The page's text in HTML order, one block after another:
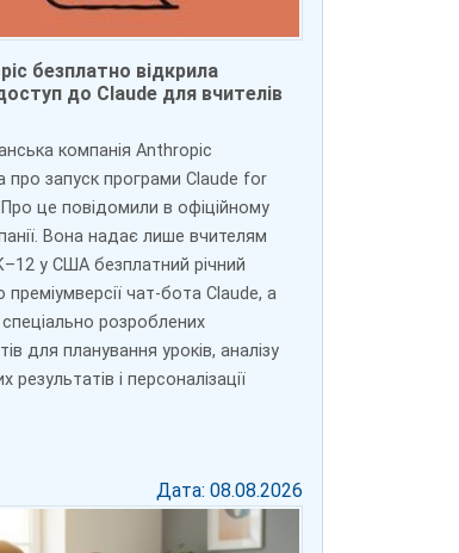
безплатно відкрила
до Claude для вчителів
компанія Anthropic
про запуск програми Claude for
це повідомили в офіційному
Вона надає лише вчителям
у США безплатний річний
чат-бота Claude, а
розроблених
для планування уроків, аналізу
результатів і персоналізації
Дата: 08.08.2026